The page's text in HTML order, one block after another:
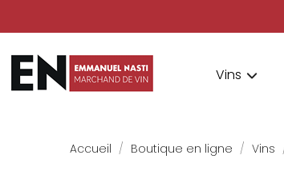
Vins
Accueil Boutique en ligne Vins